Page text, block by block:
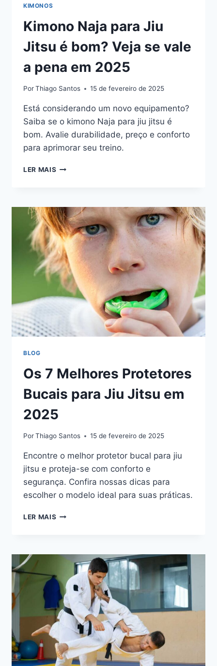
KIMONOS
Kimono Naja para Jiu
Jitsu é bom? Veja se vale
a pena em 2025
PorThiago Santos 15 de fevereiro de 2025
Está considerando um novo equipamento?
Saiba se o kimono Naja para jiu jitsu é
bom. Avalie durabilidade, preço e conforto
para aprimorar seu treino.
LER MAIS KIMONO
JITSU
É
BOM?
VEJA
SE
VALE
A
PENA
EM
2025
BLOG
Os 7 Melhores Protetores
Bucais para Jiu Jitsu em
2025
PorThiago Santos 15 de fevereiro de 2025
Encontre o melhor protetor bucal para jiu
jitsu e proteja-se com conforto e
segurança. Confira nossas dicas para
escolher o modelo ideal para suas práticas.
LER MAIS OS
BUCAIS
PARA
JIU
JITSU
EM
2025